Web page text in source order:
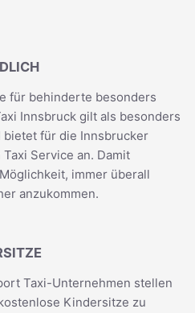
für behinderte besonders
Innsbruck gilt als besonders
für die Innsbrucker
Service an. Damit
immer überall
anzukommen.
Taxi-Unternehmen stellen
Kindersitze zu